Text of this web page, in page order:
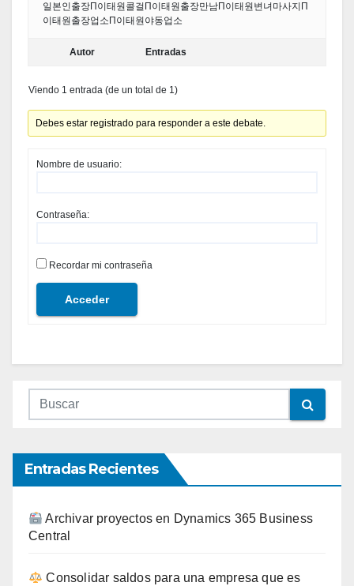
일본인출장П이태원콜걸П이태원출장만남П이태원변녀마사지П
이태원출장업소П이태원야동업소
Autor Entradas
Viendo 1 entrada (de un total de 1)
Debes estar registrado para responder a este debate.
Nombre de usuario:
Contraseña:
Recordar mi contraseña
Acceder
Entradas Recientes
Archivar proyectos en Dynamics 365 Business
Central
Consolidar saldos para una empresa que es